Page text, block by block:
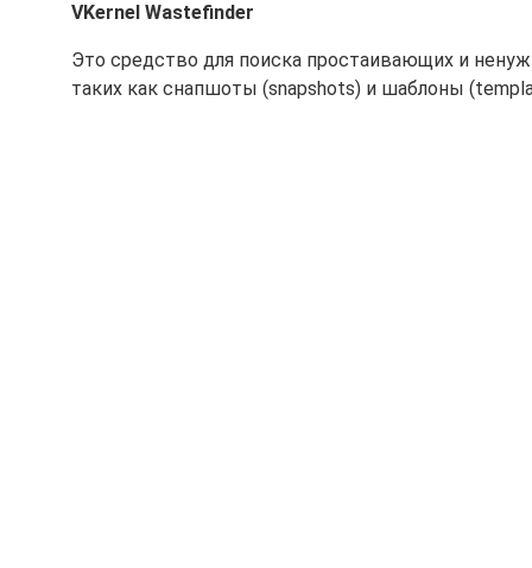
VKernel Wastefinder
Это средство для поиска простаивающих и
таких как снапшоты (snapshots) и шаблоны